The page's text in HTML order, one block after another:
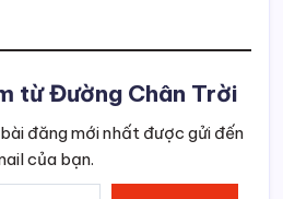
từ Đường Chân Trời
đăng mới nhất được gửi đến
của bạn.